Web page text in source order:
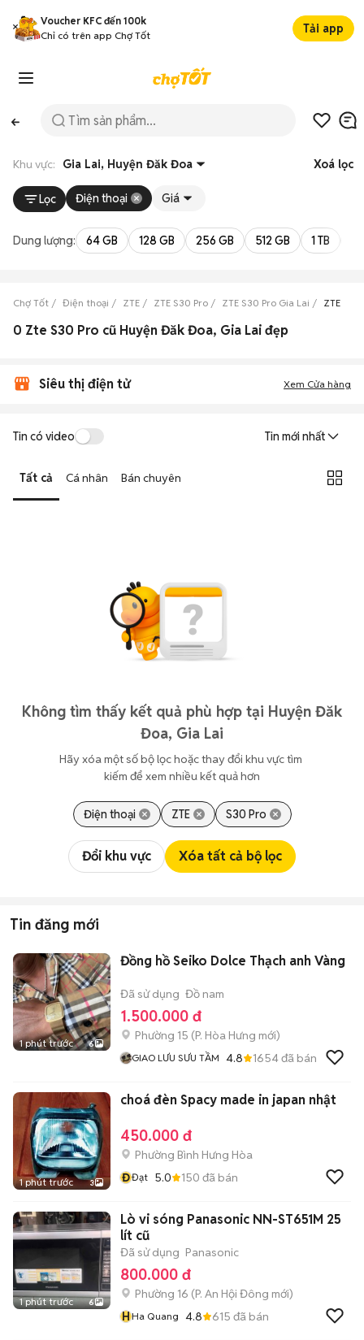
Voucher KFC đến 100k
Chỉ có trên app Chợ Tốt
Tải app
Khu vực: Gia Lai, Huyện Đăk Đoa Xoá lọc
Lọc Điện thoại Giá
Dung lượng: 64 GB 128 GB 256 GB 512 GB 1 TB
Chợ Tốt Điện thoại ZTE ZTE S30 Pro ZTE S30 Pro Gia Lai ZTE
0 Zte S30 Pro cũ Huyện Đăk Đoa, Gia Lai đẹp
Siêu thị điện tử Xem Cửa hàng
Tin có video Tin mới nhất
Tất cả Cá nhân Bán chuyên
Không tìm thấy kết quả phù hợp tại Huyện Đăk
Đoa, Gia Lai
Hãy xóa một số bộ lọc hoặc thay đổi khu vực tìm
kiếm để xem nhiều kết quả hơn
Điện thoại ZTE S30 Pro
Đổi khu vực Xóa tất cả bộ lọc
Tin đăng mới
1 phút trước 6
Đồng hồ Seiko Dolce Thạch anh Vàng
Đã sử dụng Đồ nam
1.500.000 đ
Phường 15 (P. Hòa Hưng mới)
GIAO LƯU SƯU TẦM 4.8 1654đã bán
1 phút trước 3
choá đèn Spacy made in japan nhật
450.000 đ
Phường Bình Hưng Hòa
ĐĐạt 5.0 150 đã bán
1 phút trước 6
Lò vi sóng Panasonic NN-ST651M 25
lít cũ
Đã sử dụng Panasonic
800.000 đ
Phường 16 (P. An Hội Đông mới)
HHa Quang 4.8 615 đã bán